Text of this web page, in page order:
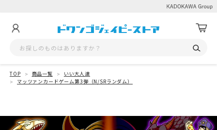
TOP 商品一覧
いい大人達
マッツァンカードゲーム第3弾（N/SRランダム）